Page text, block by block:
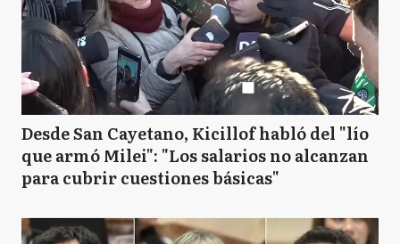
Desde San Cayetano, Kicillof habló del "lío
que armó Milei": "Los salarios no alcanzan
para cubrir cuestiones básicas"